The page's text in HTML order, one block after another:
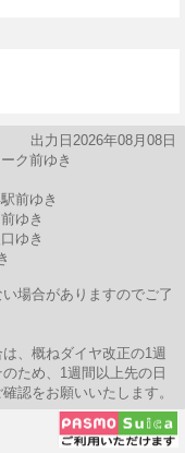
出力日2026年08月08日
ク前ゆき
前ゆき
ゆき
ゆき
場合がありますのでご了
、概ねダイヤ改正の1週
ため、1週間以上先の日
認をお願いいたします。